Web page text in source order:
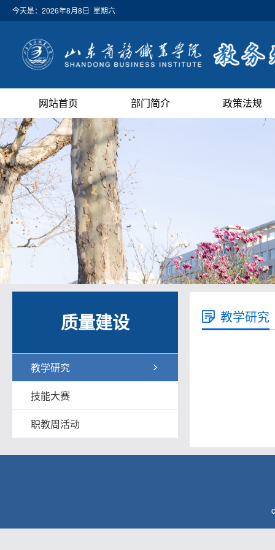
今天是： 2026年8月8日 星期六
网站首页 部门简介 政策法规
质量建设
教学研究
技能大赛
职教周活动
教学研究